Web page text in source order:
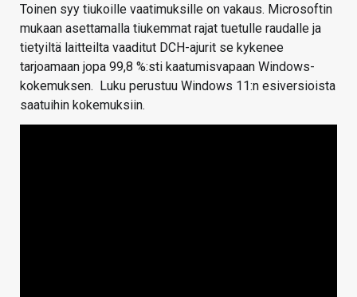
Toinen syy tiukoille vaatimuksille on vakaus. Microsoftin
mukaan asettamalla tiukemmat rajat tuetulle raudalle ja
tietyiltä laitteilta vaaditut DCH-ajurit se kykenee
tarjoamaan jopa 99,8 %:sti kaatumisvapaan Windows-
kokemuksen. Luku perustuu Windows 11:n esiversioista
saatuihin kokemuksiin.